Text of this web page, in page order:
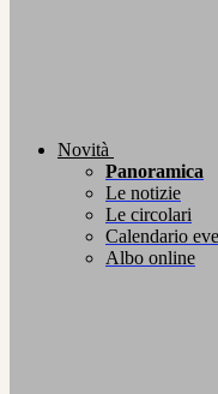
Novità
Panoramica
Le notizie
Le circolari
Calendario
Albo online